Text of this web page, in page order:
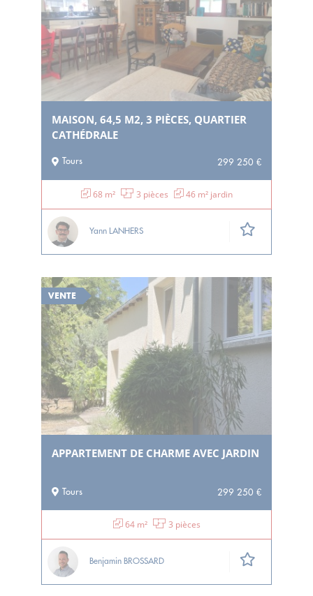
MAISON, 64,5 M2, 3 PIÈCES, QUARTIER
CATHÉDRALE
Tours 299 250 €
68 m² 3 pièces 46 m² jardin
Yann LANHERS
VENTE
APPARTEMENT DE CHARME AVEC JARDIN
Tours 299 250 €
64 m² 3 pièces
Benjamin BROSSARD